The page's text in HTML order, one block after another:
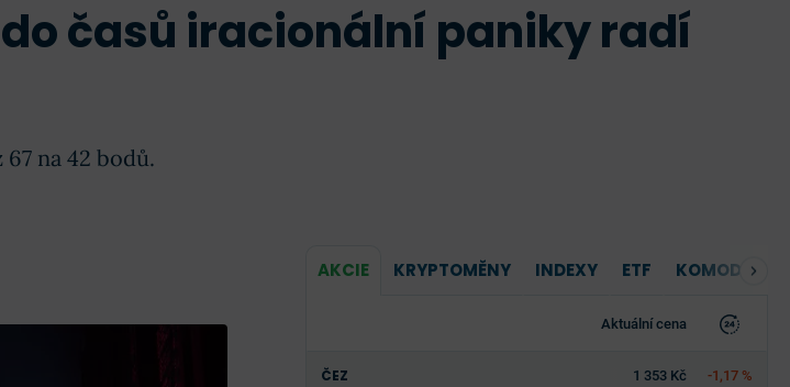
časů iracionální paniky radí
na 42 bodů.
AKCIE KRYPTOMĚNY INDEXY ETF KOMODITY
Aktuální cena
ČEZ 1 353 Kč -1,17 %